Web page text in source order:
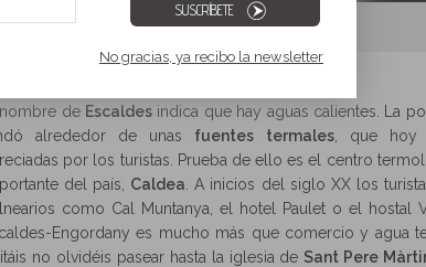
SUSCRÍBETE
No gracias, ya recibo la newsletter
de Escaldes indica que hay aguas calientes. La
alrededor de unas fuentes termales, que hoy
por los turistas. Prueba de ello es el centro
del país, Caldea . A inicios del siglo XX los
como Cal Muntanya, el hotel Paulet o el hostal
Engordany es mucho más que comercio y agua
no olvidéis pasear hasta la iglesia de Sant Pere